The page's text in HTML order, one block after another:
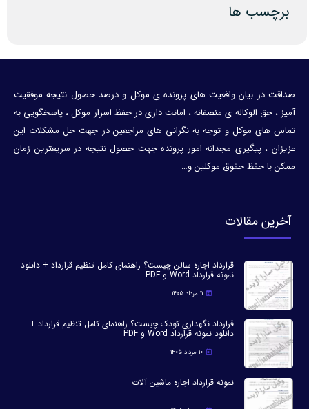
برچسب ها
صداقت در بیان واقعیت های پرونده ی موکل و درصد حصول نتیجه موفقیت
آمیز ، حق الوکاله ی منصفانه ، امانت داری در حفظ اسرار موکل ، پاسخگویی به
تماس های موکل و توجه به نگرانی های مراجعین در جهت حل مشکلات این
عزیزان ، پیگیری مجدانه امور پرونده جهت حصول نتیجه در سریعترین زمان
ممکن با حفظ حقوق موکلین و…
آخرین مقالات
قرارداد اجاره سالن چیست؟ راهنمای کامل تنظیم قرارداد + دانلود
نمونه قرارداد Word و PDF
11 مرداد 1405
قرارداد نگهداری کودک چیست؟ راهنمای کامل تنظیم قرارداد +
دانلود نمونه قرارداد Word و PDF
10 مرداد 1405
نمونه قرارداد اجاره ماشین آلات